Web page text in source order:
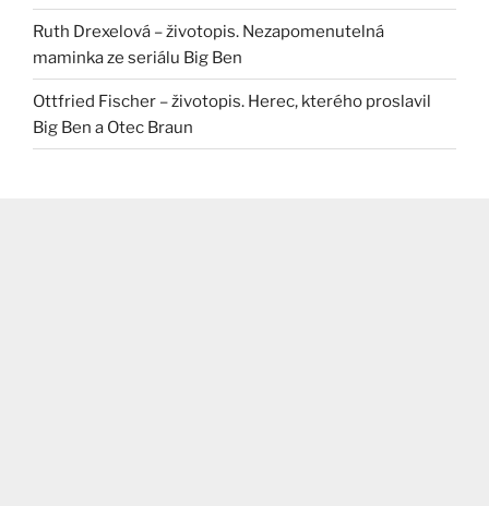
Ruth Drexelová – životopis. Nezapomenutelná
maminka ze seriálu Big Ben
Ottfried Fischer – životopis. Herec, kterého proslavil
Big Ben a Otec Braun